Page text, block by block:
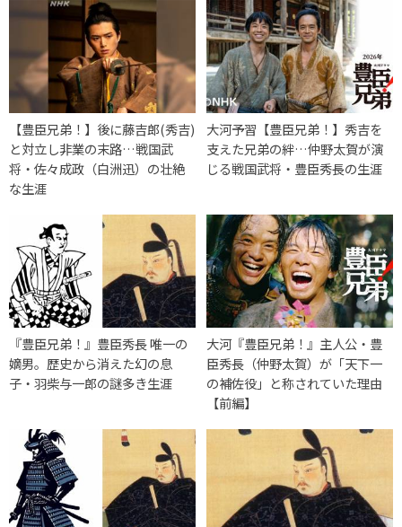
【豊臣兄弟！】後に藤吉郎(秀吉)
と対立し非業の末路…戦国武
将・佐々成政（白洲迅）の壮絶
な生涯
大河予習【豊臣兄弟！】秀吉を
支えた兄弟の絆…仲野太賀が演
じる戦国武将・豊臣秀長の生涯
『豊臣兄弟！』豊臣秀長 唯一の
嫡男。歴史から消えた幻の息
子・羽柴与一郎の謎多き生涯
大河『豊臣兄弟！』主人公・豊
臣秀長（仲野太賀）が「天下一
の補佐役」と称されていた理由
【前編】